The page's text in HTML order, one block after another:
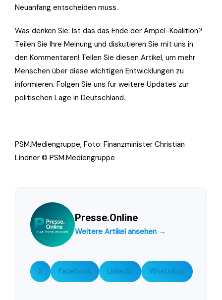
Neuanfang entscheiden muss.
Was denken Sie: Ist das das Ende der Ampel-Koalition?
Teilen Sie Ihre Meinung und diskutieren Sie mit uns in
den Kommentaren! Teilen Sie diesen Artikel, um mehr
Menschen über diese wichtigen Entwicklungen zu
informieren. Folgen Sie uns für weitere Updates zur
politischen Lage in Deutschland.
PSM.Mediengruppe, Foto: Finanzminister Christian
Lindner © PSM.Mediengruppe
Presse.Online
Weitere Artikel ansehen →
X Facebook LinkedIn WhatsApp